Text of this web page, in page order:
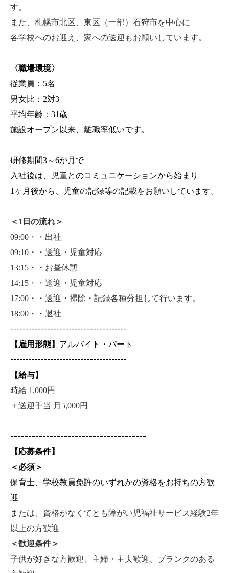
す。
また、札幌市北区、東区（一部）石狩市を中心に
各学校へのお迎え、家への送迎もお願いしています。
〈職場環境〉
従業員：5名
男女比：2対3
平均年齢：31歳
施設オープン以来、離職率低いです。
研修期間3～6か月で
入社後は、児童とのコミュニケーションから始まり
1 ヶ月後から、児童の記録等の記載をお願いしています。
＜1日の流れ＞
09:00 ・・出社
09:10 ・・送迎・児童対応
13:15 ・・お昼休憩
14:15 ・・送迎・児童対応
17:00 ・・送迎・掃除・記録各種分担して行います。
18:00 ・・退社
--------------------------------------
【雇用形態】 アルバイト・パート
--------------------------------------
【給与】
時給 1,000円
＋送迎手当 月5,000円
--------------------------------------
【応募条件】
＜必須＞
保育士、学校教員免許のいずれかの資格をお持ちの方歓
迎
または、資格がなくてとも障がい児福祉サービス経験2年
以上の方歓迎
＜歓迎条件＞
子供が好きな方歓迎、主婦・主夫歓迎、ブランクのある